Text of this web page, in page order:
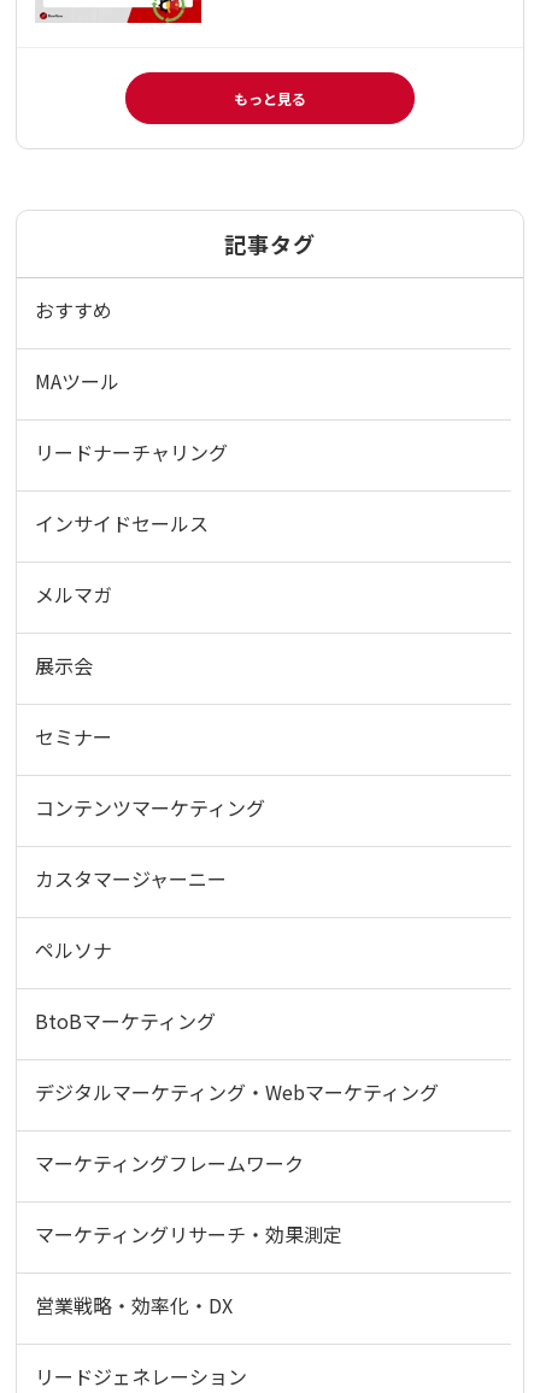
もっと見る
記事タグ
おすすめ
MAツール
リードナーチャリング
インサイドセールス
メルマガ
展示会
セミナー
コンテンツマーケティング
カスタマージャーニー
ペルソナ
BtoBマーケティング
デジタルマーケティング・Webマーケティング
マーケティングフレームワーク
マーケティングリサーチ・効果測定
営業戦略・効率化・DX
リードジェネレーション